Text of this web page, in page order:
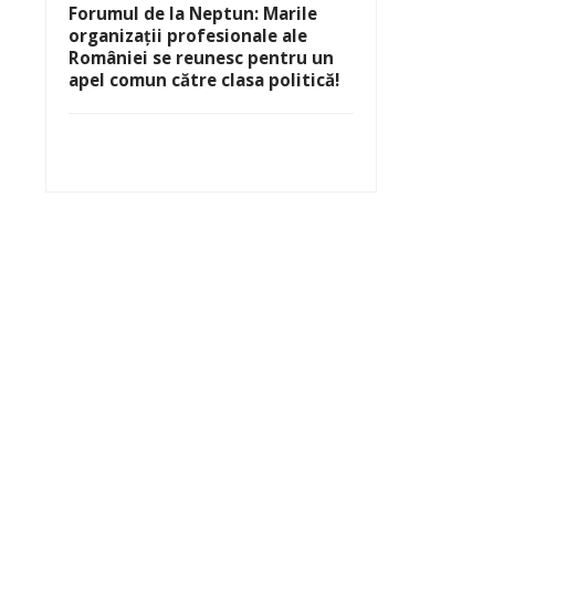
Forumul de la Neptun: Marile
organizații profesionale ale
României se reunesc pentru un
apel comun către clasa politică!